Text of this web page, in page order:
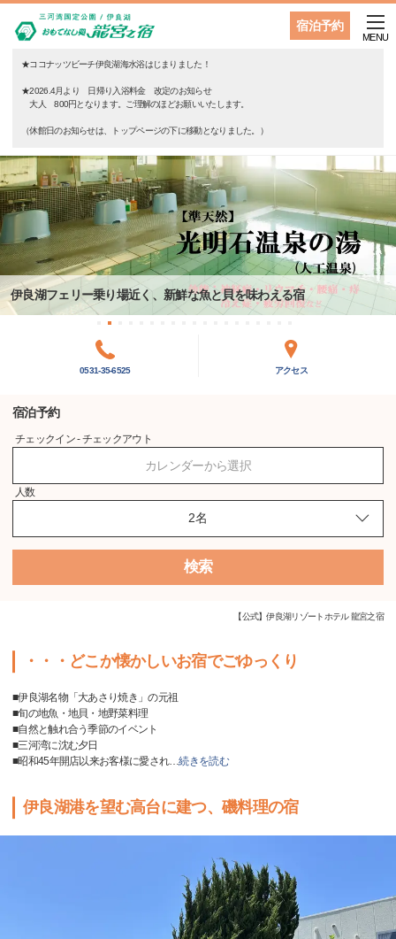
宿泊予約
MENU
★ココナッツビーチ伊良湖海水浴はじまりました！
★2026.4月より 日帰り入浴料金 改定のお知らせ
大人 800円となります。ご理解のほどお願いいたします。
（休館日のお知らせは、トップページの下に移動となりました。）
伊良湖フェリー乗り場近く、新鮮な魚と貝を味わえる宿
0531-35-6525 アクセス
宿泊予約
チェックイン - チェックアウト
カレンダーから選択
人数
検索
【公式】伊良湖リゾートホテル 龍宮之宿
・・・どこか懐かしいお宿でごゆっくり
■伊良湖名物「大あさり焼き」の元祖
■旬の地魚・地貝・地野菜料理
■自然と触れ合う季節のイベント
■三河湾に沈む夕日
■昭和45年開店以来お客様に愛され…続きを読む
伊良湖港を望む高台に建つ、磯料理の宿